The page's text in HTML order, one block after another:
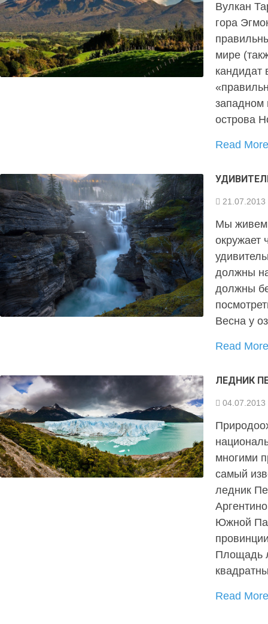
Вулкан
гора
мире
кандидат
западном
острова
Read
21.07.2013
Мы живем
окружает
должны
должны
Весна у
Read
ЛЕДНИК
04.07.2013
многими
самый
ледник
Южной
Площадь
Read